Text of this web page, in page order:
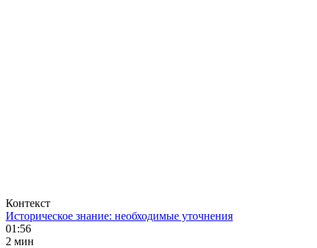
Контекст
Историческое знание: необходимые уточнения
01:56
2 мин